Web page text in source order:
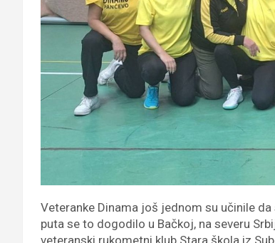
Veteranke Dinama još jednom su učinile
puta se to dogodilo u Bačkoj, na severu
veteranski rukometni klub Stara škola iz